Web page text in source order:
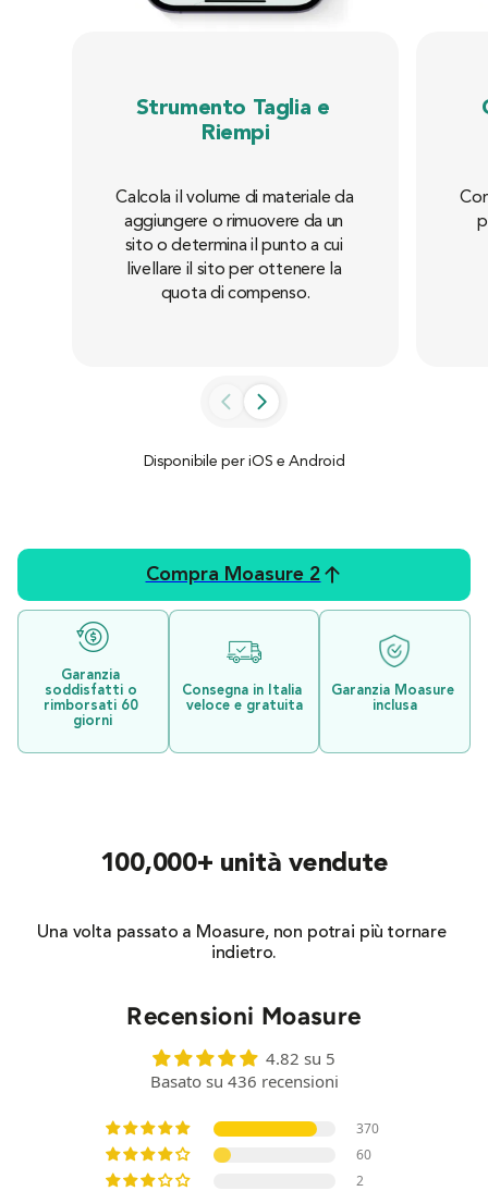
Strumento Taglia e
Riempi
Calcola il volume di materiale da
aggiungere o rimuovere da un
sito o determina il punto a cui
livellare il sito per ottenere la
quota di compenso.
Disponibile per iOS e Android
Compra Moasure 2
Garanzia
soddisfatti o
rimborsati 60
giorni
Consegna in Italia
veloce e gratuita
Garanzia Moasure
inclusa
100,000+ unità vendute
Una volta passato a Moasure, non potrai più tornare
indietro.
Recensioni Moasure
4.82 su 5
Basato su 436 recensioni
370
60
2